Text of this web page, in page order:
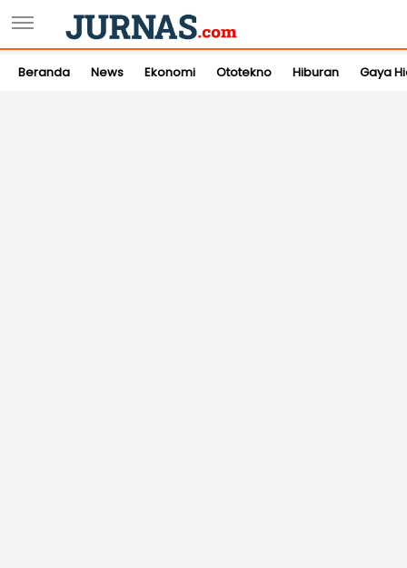
Beranda News Ekonomi Ototekno Hiburan Gaya